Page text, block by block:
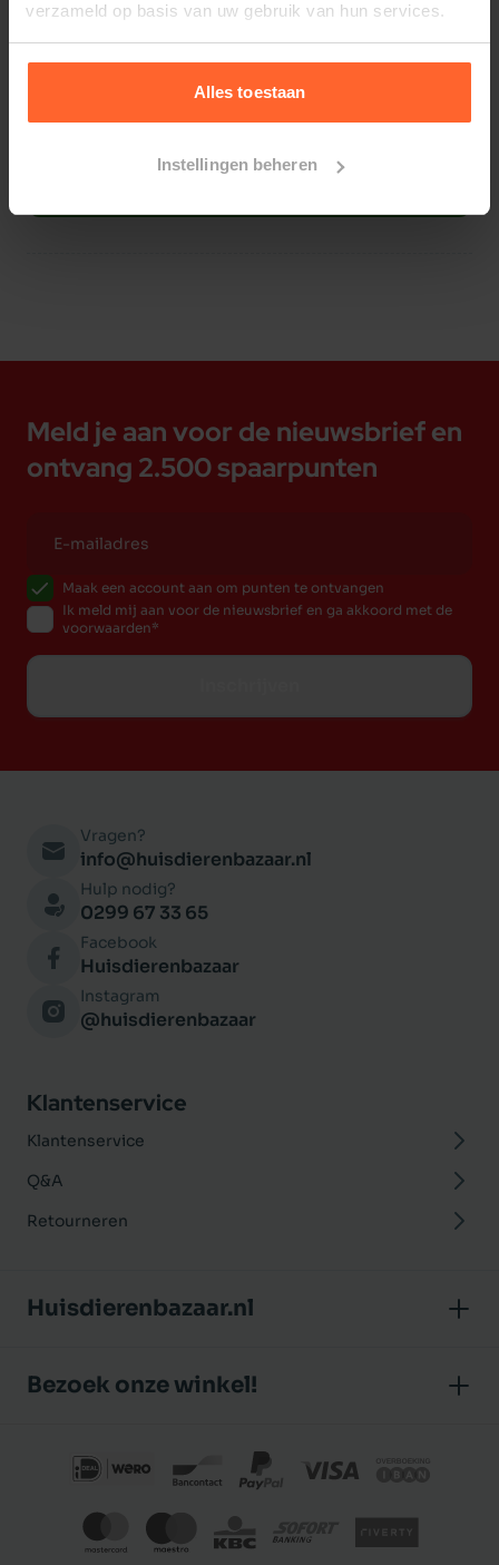
verzameld op basis van uw gebruik van hun services.
Alles toestaan
Instellingen beheren
Elke
8 weken
Elke
10 weken
Elke
12 weken
Meld je aan voor de nieuwsbrief en
ontvang 2.500 spaarpunten
Maak een account aan om punten te ontvangen
Ik meld mij aan voor de nieuwsbrief en ga akkoord met de
voorwaarden
Vragen?
info@huisdierenbazaar.nl
Hulp nodig?
0299 67 33 65
Facebook
Huisdierenbazaar
Instagram
@huisdierenbazaar
Klantenservice
Klantenservice
Q&A
Retourneren
Huisdierenbazaar.nl
Klantbeoordelingen
Privacybeleid
Bezoek onze winkel!
J.P. Poelstraat 8
Nederland